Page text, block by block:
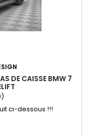
DE CAISSE BMW 7
ci-dessous !!!